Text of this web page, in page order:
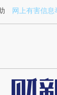
网上有害信息